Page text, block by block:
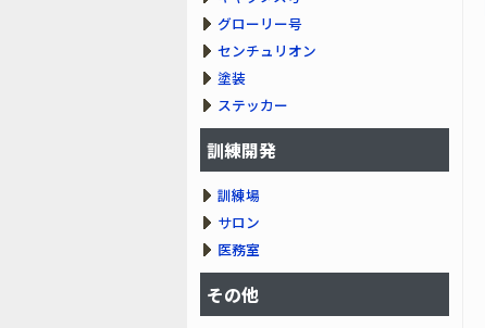
グローリー号
センチュリオン
塗装
ステッカー
訓練開発
訓練場
サロン
医務室
その他